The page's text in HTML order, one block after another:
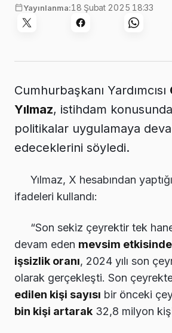
Yayınlanma:18 Şubat 2025 18:33
Cumhurbaşkanı Yardımcısı
Yılmaz, istihdam
politikalar uygulamaya
edeceklerini söyledi.
Yılmaz, X hesabından
ifadeleri kullandı:
“Son sekiz çeyrektir tek
devam eden mevsim
işsizlik oranı, 2024 yılı son
olarak gerçekleşti. Son
edilen kişi sayısı bir önceki
bin kişi artarak 32,8 milyon